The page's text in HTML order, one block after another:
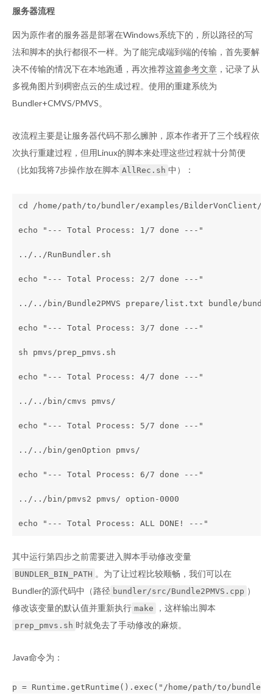
服务器流程
因为原作者的服务器是部署在Windows系统下的，所以路径的写
法和脚本的执行都很不一样。为了能完成端到端的传输，首先要解
决不传输的情况下在本地跑通，再次推荐这篇参考文章 ，记录了从
多视角图片到稠密点云的生成过程。使用的重建系统为
Bundler+CMVS/PMVS。
改流程主要是让服务器代码不那么臃肿，原本作者开了三个线程依
次执行重建过程，但用Linux的脚本来处理这些过程就十分简便
（比如我将7步操作放在脚本 AllRec.sh 中）：
cd /home/path/to/bundler/examples/BilderVonClient/
echo "--- Total Process: 1/7 done ---"
../../RunBundler.sh
echo "--- Total Process: 2/7 done ---"
../../bin/Bundle2PMVS prepare/list.txt bundle/
echo "--- Total Process: 3/7 done ---"
sh pmvs/prep_pmvs.sh
echo "--- Total Process: 4/7 done ---"
../../bin/cmvs pmvs/
echo "--- Total Process: 5/7 done ---"
../../bin/genOption pmvs/
echo "--- Total Process: 6/7 done ---"
../../bin/pmvs2 pmvs/ option-0000
其中运行第四步之前需要进入脚本手动修改变量
BUNDLER_BIN_PATH 。为了让过程比较顺畅，我们可以在
Bundler的源代码中（路径 bundler/src/Bundle2PMVS.cpp ）
修改该变量的默认值并重新执行 make ，这样输出脚本
prep_pmvs.sh 时就免去了手动修改的麻烦。
Java命令为：